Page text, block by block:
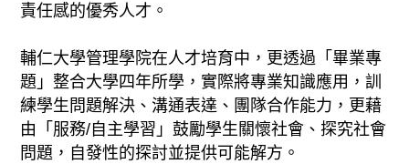
責任感的優秀人才。
輔仁大學管理學院在人才培育中，更透過「畢業專
題」整合大學四年所學，實際將專業知識應用，訓
練學生問題解決、溝通表達、團隊合作能力，更藉
由「服務/自主學習」鼓勵學生關懷社會、探究社會
問題，自發性的探討並提供可能解方。